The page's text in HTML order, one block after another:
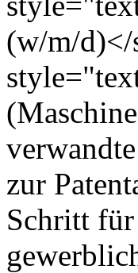
(w/m/
zur
Schritt